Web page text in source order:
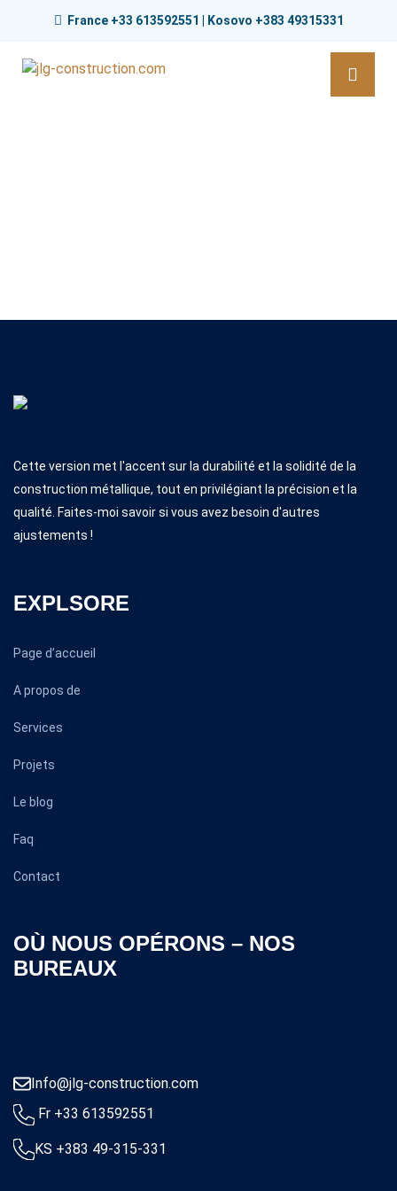
France +33 613592551 | Kosovo +383 49315331
Cette version met l'accent sur la durabilité et la solidité de la
construction métallique, tout en privilégiant la précision et la
qualité. Faites-moi savoir si vous avez besoin d'autres
ajustements !
EXPLSORE
Page d’accueil
A propos de
Services
Projets
Le blog
Faq
Contact
OÙ NOUS OPÉRONS – NOS
BUREAUX
Info@jlg-construction.com
Fr +33 613592551
KS +383 49-315-331